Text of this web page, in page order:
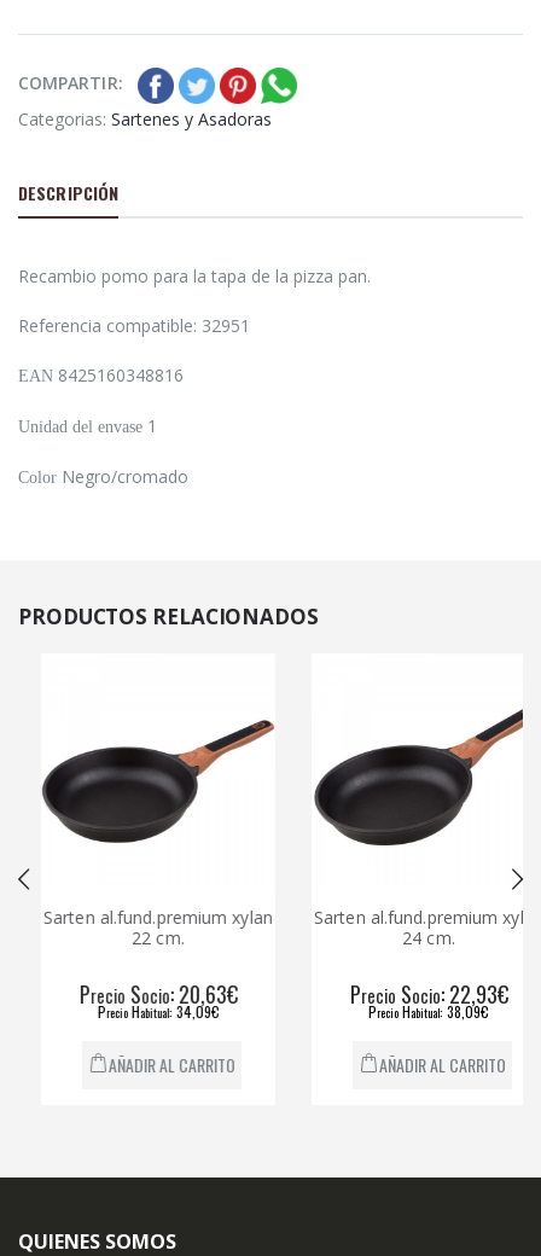
COMPARTIR:
Categorias: Sartenes y Asadoras
DESCRIPCIÓN
Recambio pomo para la tapa de la pizza pan.
Referencia compatible: 32951
EAN 8425160348816
Unidad del envase 1
Color Negro/cromado
PRODUCTOS RELACIONADOS
Sarten al.fund.premium xylan
22 cm.
recioS ocio: 20,63€
recioHabitual: 34,09€
AÑADIR AL CARRITO
Sarten al.fund.premium xylan
24 cm.
recioS ocio: 22,93€
recioHabitual: 38,09€
AÑADIR AL CARRITO
QUIENES SOMOS